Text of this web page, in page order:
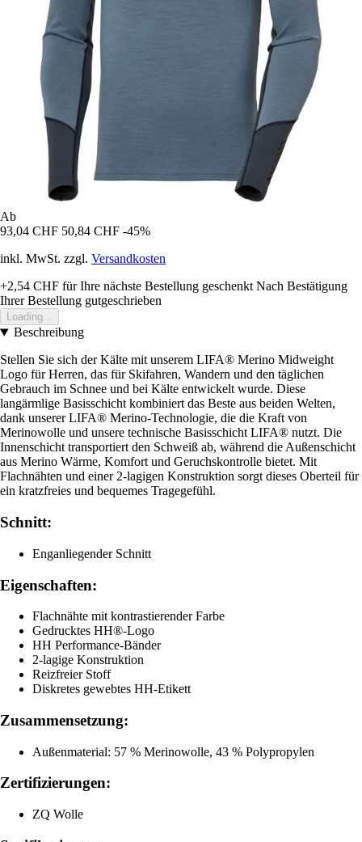
Ab
93,04 CHF 50,84 CHF -45%
inkl. MwSt. zzgl. Versandkosten
+2,54 CHF für Ihre nächste Bestellung geschenkt Nach Bestätigung
Ihrer Bestellung gutgeschrieben
Loading...
Beschreibung
Stellen Sie sich der Kälte mit unserem LIFA® Merino Midweight
Logo für Herren, das für Skifahren, Wandern und den täglichen
Gebrauch im Schnee und bei Kälte entwickelt wurde. Diese
langärmlige Basisschicht kombiniert das Beste aus beiden Welten,
dank unserer LIFA® Merino-Technologie, die die Kraft von
Merinowolle und unsere technische Basisschicht LIFA® nutzt. Die
Innenschicht transportiert den Schweiß ab, während die Außenschicht
aus Merino Wärme, Komfort und Geruchskontrolle bietet. Mit
Flachnähten und einer 2-lagigen Konstruktion sorgt dieses Oberteil für
ein kratzfreies und bequemes Tragegefühl.
Schnitt:
Enganliegender Schnitt
Eigenschaften:
Flachnähte mit kontrastierender Farbe
Gedrucktes HH®-Logo
HH Performance-Bänder
2-lagige Konstruktion
Reizfreier Stoff
Diskretes gewebtes HH-Etikett
Zusammensetzung:
Außenmaterial: 57 % Merinowolle, 43 % Polypropylen
Zertifizierungen:
ZQ Wolle